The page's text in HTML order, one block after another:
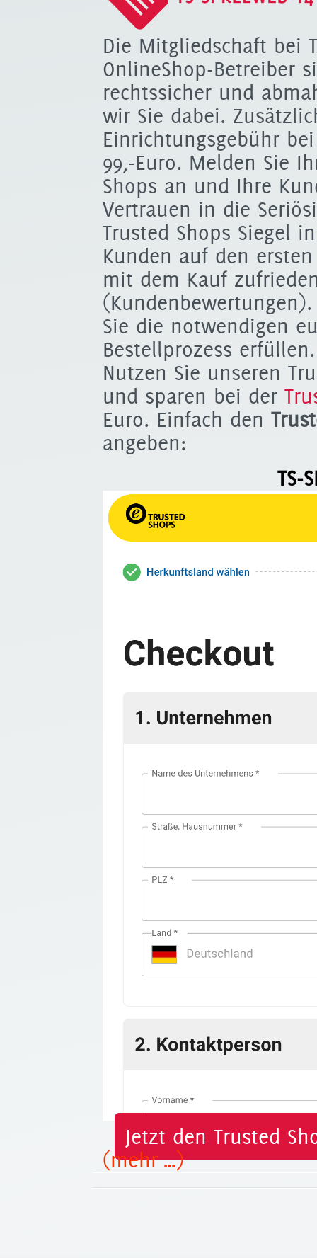
Die Mitgliedschaft bei
OnlineShop-Betreiber
rechtssicher und
wir Sie dabei.
Einrichtungsgebühr
99,-Euro. Melden Sie
Shops an und Ihre
Vertrauen in die
Trusted Shops Siegel
Kunden auf den
mit dem Kauf
Sie die notwendigen
Bestellprozess erfüllen.
Nutzen Sie unseren
und sparen bei der
Euro. Einfach den
angeben:
TS-
Jetzt den Trusted
(mehr …)